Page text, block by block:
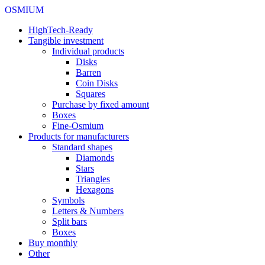
OSMIUM
HighTech-Ready
Tangible investment
Individual products
Disks
Barren
Coin Disks
Squares
Purchase by fixed amount
Boxes
Fine-Osmium
Products for manufacturers
Standard shapes
Diamonds
Stars
Triangles
Hexagons
Symbols
Letters & Numbers
Split bars
Boxes
Buy monthly
Other